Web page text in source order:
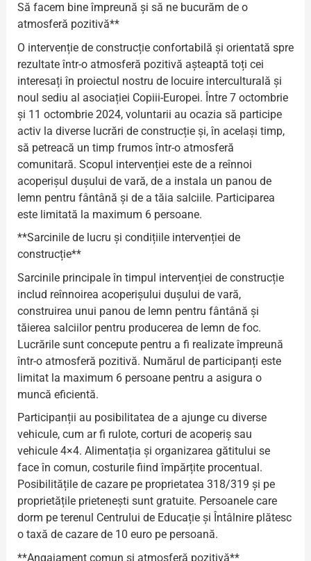
Să facem bine împreună și să ne bucurăm de o
atmosferă pozitivă**
O intervenție de construcție confortabilă și orientată spre
rezultate într-o atmosferă pozitivă așteaptă toți cei
interesați în proiectul nostru de locuire interculturală și
noul sediu al asociației Copiii-Europei. Între 7 octombrie
și 11 octombrie 2024, voluntarii au ocazia să participe
activ la diverse lucrări de construcție și, în același timp,
să petreacă un timp frumos într-o atmosferă
comunitară. Scopul intervenției este de a reînnoi
acoperișul dușului de vară, de a instala un panou de
lemn pentru fântână și de a tăia salciile. Participarea
este limitată la maximum 6 persoane.
**Sarcinile de lucru și condițiile intervenției de
construcție**
Sarcinile principale în timpul intervenției de construcție
includ reînnoirea acoperișului dușului de vară,
construirea unui panou de lemn pentru fântână și
tăierea salciilor pentru producerea de lemn de foc.
Lucrările sunt concepute pentru a fi realizate împreună
într-o atmosferă pozitivă. Numărul de participanți este
limitat la maximum 6 persoane pentru a asigura o
muncă eficientă.
Participanții au posibilitatea de a ajunge cu diverse
vehicule, cum ar fi rulote, corturi de acoperiș sau
vehicule 4×4. Alimentația și organizarea gătitului se
face în comun, costurile fiind împărțite procentual.
Posibilitățile de cazare pe proprietatea 318/319 și pe
proprietățile prietenești sunt gratuite. Persoanele care
dorm pe terenul Centrului de Educație și Întâlnire plătesc
o taxă de cazare de 10 euro pe persoană.
**Angajament comun și atmosferă pozitivă**